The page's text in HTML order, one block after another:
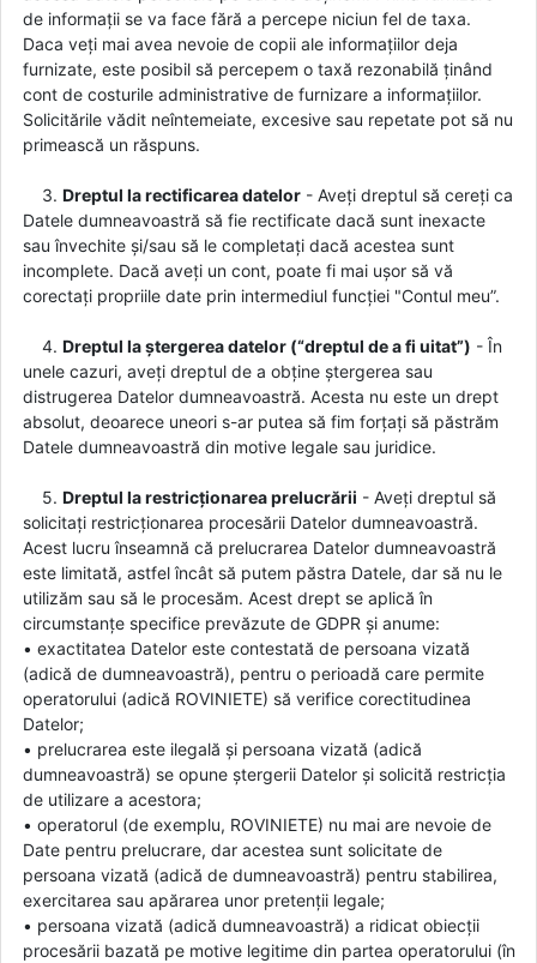
de informații se va face fără a percepe niciun fel de taxa.
Daca veți mai avea nevoie de copii ale informațiilor deja
furnizate, este posibil să percepem o taxă rezonabilă ținând
cont de costurile administrative de furnizare a informațiilor.
Solicitările vădit neîntemeiate, excesive sau repetate pot să nu
primească un răspuns.
3. Dreptul la rectificarea datelor- Aveți dreptul să cereți ca
Datele dumneavoastră să fie rectificate dacă sunt inexacte
sau învechite și/sau să le completați dacă acestea sunt
incomplete. Dacă aveți un cont, poate fi mai ușor să vă
corectați propriile date prin intermediul funcției "Contul meu”.
4. Dreptul la ștergerea datelor (“dreptul de a fi uitat”) - În
unele cazuri, aveți dreptul de a obține ștergerea sau
distrugerea Datelor dumneavoastră. Acesta nu este un drept
absolut, deoarece uneori s-ar putea să fim forțați să păstrăm
Datele dumneavoastră din motive legale sau juridice.
5. Dreptul la restricționarea prelucrării - Aveți dreptul să
solicitați restricționarea procesării Datelor dumneavoastră.
Acest lucru înseamnă că prelucrarea Datelor dumneavoastră
este limitată, astfel încât să putem păstra Datele, dar să nu le
utilizăm sau să le procesăm. Acest drept se aplică în
circumstanțe specifice prevăzute de GDPR și anume:
• exactitatea Datelor este contestată de persoana vizată
(adică de dumneavoastră), pentru o perioadă care permite
operatorului (adică ROVINIETE) să verifice corectitudinea
Datelor;
• prelucrarea este ilegală și persoana vizată (adică
dumneavoastră) se opune ștergerii Datelor și solicită restricția
de utilizare a acestora;
• operatorul (de exemplu, ROVINIETE) nu mai are nevoie de
Date pentru prelucrare, dar acestea sunt solicitate de
persoana vizată (adică de dumneavoastră) pentru stabilirea,
exercitarea sau apărarea unor pretenții legale;
• persoana vizată (adică dumneavoastră) a ridicat obiecții
procesării bazată pe motive legitime din partea operatorului (în